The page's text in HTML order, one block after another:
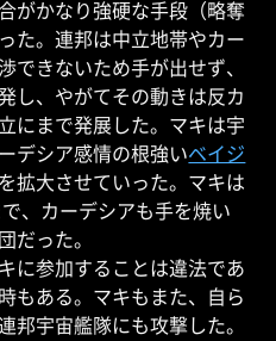
がかなり強硬な手段（略奪
た。連邦は中立地帯やカー
できないため手が出せず、
し、やがてその動きは反カ
にまで発展した。マキは宇
デシア感情の根強いベイジ
拡大させていった。マキは
、カーデシアも手を焼い
だった。
に参加することは違法であ
もある。マキもまた、自ら
邦宇宙艦隊にも攻撃した。